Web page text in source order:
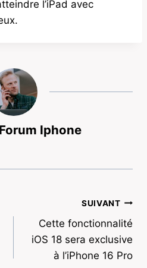
l’iPad avec
Iphone
SUIVANT
Cette fonctionnalité
iOS 18 sera exclusive
à l’iPhone 16 Pro